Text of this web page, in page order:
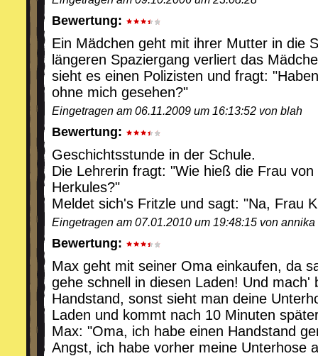
Bewertung:
Ein Mädchen geht mit ihrer Mutter in die
längeren Spaziergang verliert das
sieht es einen Polizisten und fragt:
ohne mich gesehen?"
Eingetragen am 06.11.2009 um 16:13:52 von blah
Bewertung:
Geschichtsstunde in der Schule.
Die Lehrerin fragt: "Wie hieß die Frau von
Herkules?"
Meldet sich's Fritzle und sagt: "Na, Frau
Eingetragen am 07.01.2010 um 19:48:15 von annika
Bewertung:
Max geht mit seiner Oma einkaufen, da
gehe schnell in diesen Laden! Und mach'
Handstand, sonst sieht man deine
Laden und kommt nach 10 Minuten
Max: "Oma, ich habe einen Handstand
Angst, ich habe vorher meine Unterhose